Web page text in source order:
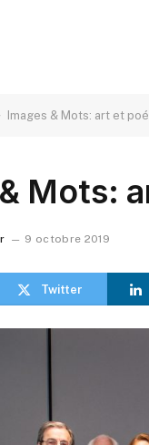
Images & Mots: art et
Mots:
9 octobre 2019
Twitter